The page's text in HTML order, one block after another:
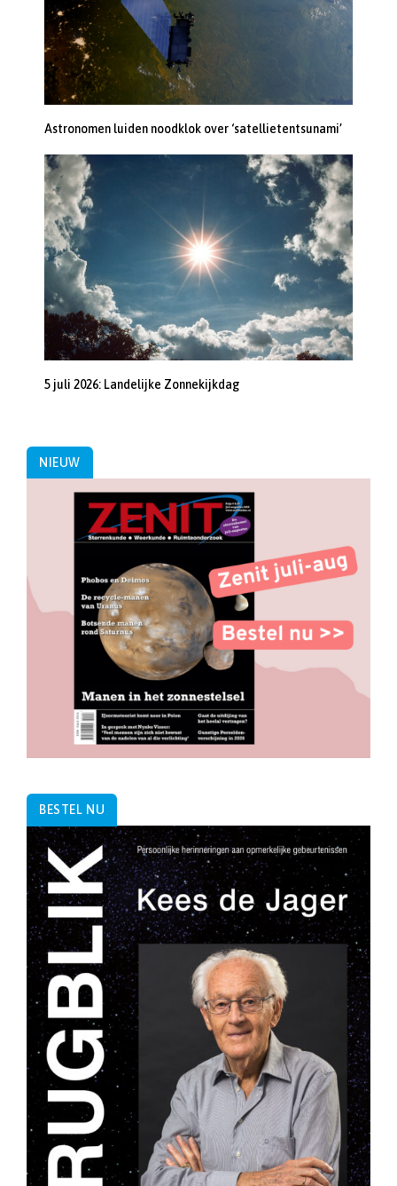
Astronomen luiden noodklok over ‘satellietentsunami’
5 juli 2026: Landelijke Zonnekijkdag
NIEUW
BESTEL NU